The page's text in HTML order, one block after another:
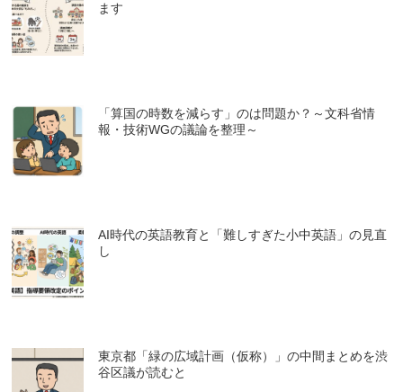
ます
「算国の時数を減らす」のは問題か？～文科省情
報・技術WGの議論を整理～
AI時代の英語教育と「難しすぎた小中英語」の見直
し
東京都「緑の広域計画（仮称）」の中間まとめを渋
谷区議が読むと